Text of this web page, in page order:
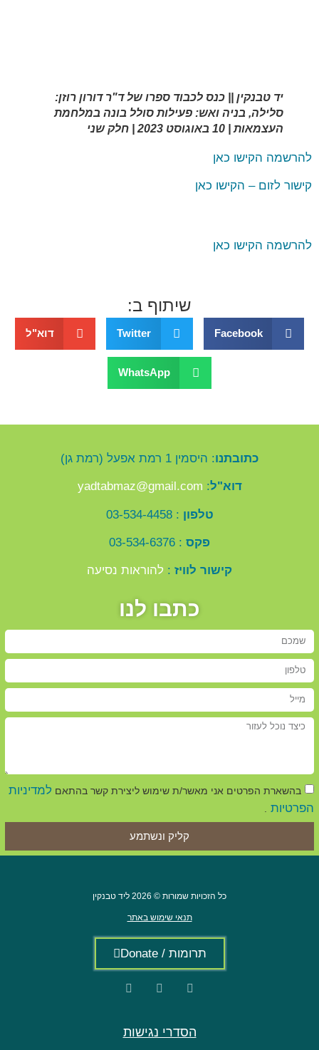
יד טבנקין || כנס לכבוד ספרו של ד"ר דורון רוזן:
סלילה, בניה ואש: פעילות סולל בונה במלחמת
העצמאות | 10 באוגוסט 2023 | חלק שני
להרשמה הקישו כאן
קישור לזום – הקישו כאן
להרשמה הקישו כאן
שיתוף ב:
Facebook
Twitter דוא"ל
WhatsApp
כתובתנו: היסמין 1 רמת אפעל (רמת גן)
דוא"ל:
טלפון : 03-534-4458
פקס : 03-534-6376
קישור לוויז : להוראות נסיעה
כתבו לנו
בהשארת הפרטים אני מאשר/ת שימוש ליצירת קשר בהתאם למדיניות
הפרטיות
קליק ונשתמע
כל הזכויות שמורות © 2026 ליד טבנקין
תנאי שימוש באתר
תרומות / Donate
הסדרי נגישות